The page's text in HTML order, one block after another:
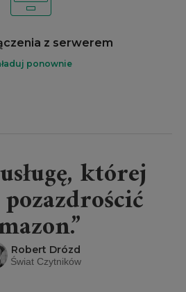
z serwerem
ponownie
której
Robert Drózd
Świat Czytników